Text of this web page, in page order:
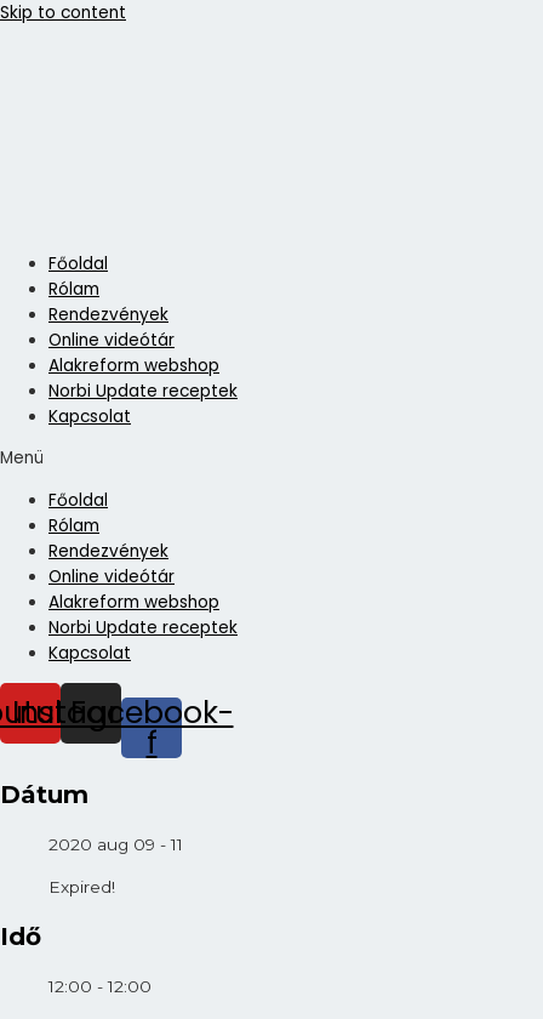
Skip to content
Főoldal
Rólam
Rendezvények
Online videótár
Alakreform webshop
Norbi Update receptek
Kapcsolat
Menü
Főoldal
Rólam
Rendezvények
Online videótár
Alakreform webshop
Norbi Update receptek
Kapcsolat
Instagram
Facebook-
f
Dátum
2020 aug 09 - 11
Expired!
Idő
12:00 - 12:00